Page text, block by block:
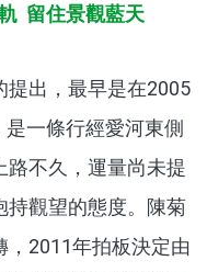
留住景觀藍天
出，最早是在2005
一條行經愛河東側
路不久，運量尚未提
持觀望的態度。陳菊
，2011年拍板決定由